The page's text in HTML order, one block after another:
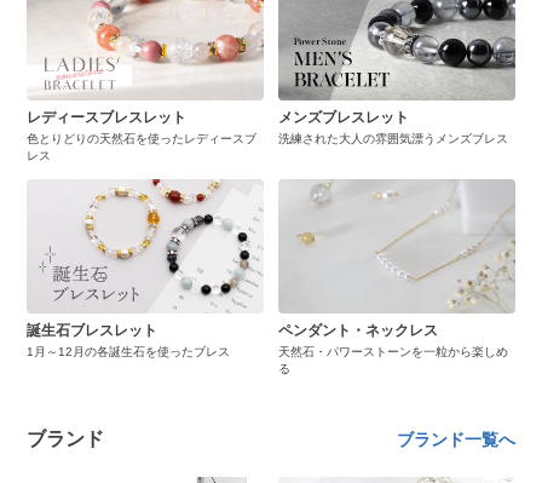
レディースブレスレット
色とりどりの天然石を使ったレディースブ
レス
メンズブレスレット
洗練された大人の雰囲気漂うメンズブレス
誕生石ブレスレット
1月～12月の各誕生石を使ったブレス
ペンダント・ネックレス
天然石・パワーストーンを一粒から楽しめ
る
ブランド ブランド一覧へ